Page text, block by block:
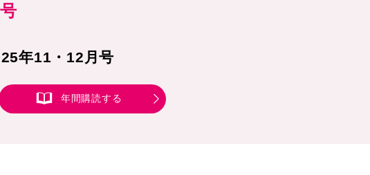
年11・12月号
年間購読する